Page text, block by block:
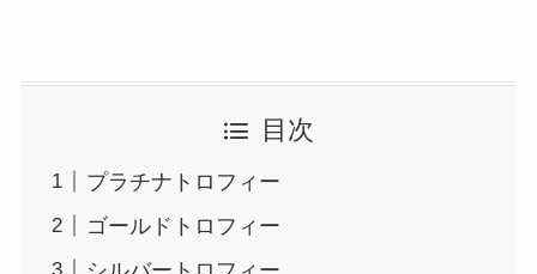
目次
プラチナトロフィー
ゴールドトロフィー